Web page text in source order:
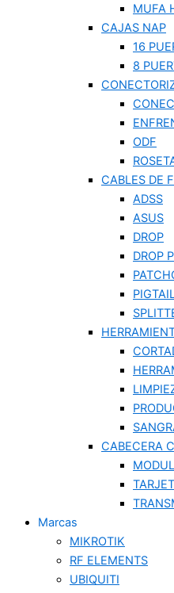
MUFA
CAJAS NAP
16
8
ODF
CABLES DE
ADSS
ASUS
DROP
DROP
CABECERA
Marcas
MIKROTIK
RF ELEMENTS
UBIQUITI